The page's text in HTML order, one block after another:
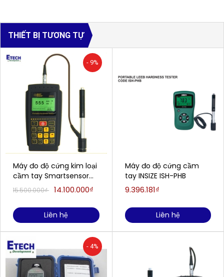
THIẾT BỊ TƯƠNG TỰ
- 9%
Máy đo độ cứng kim loại
cầm tay Smartsensor
AR936
15.500.000₫ 14.100.000₫
Liên hệ
- 4%
Máy đo độ cứng cầm
tay INSIZE ISH-PHB
9.396.181₫
Liên hệ